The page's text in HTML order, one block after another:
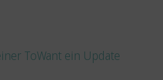
ToWant ein Update